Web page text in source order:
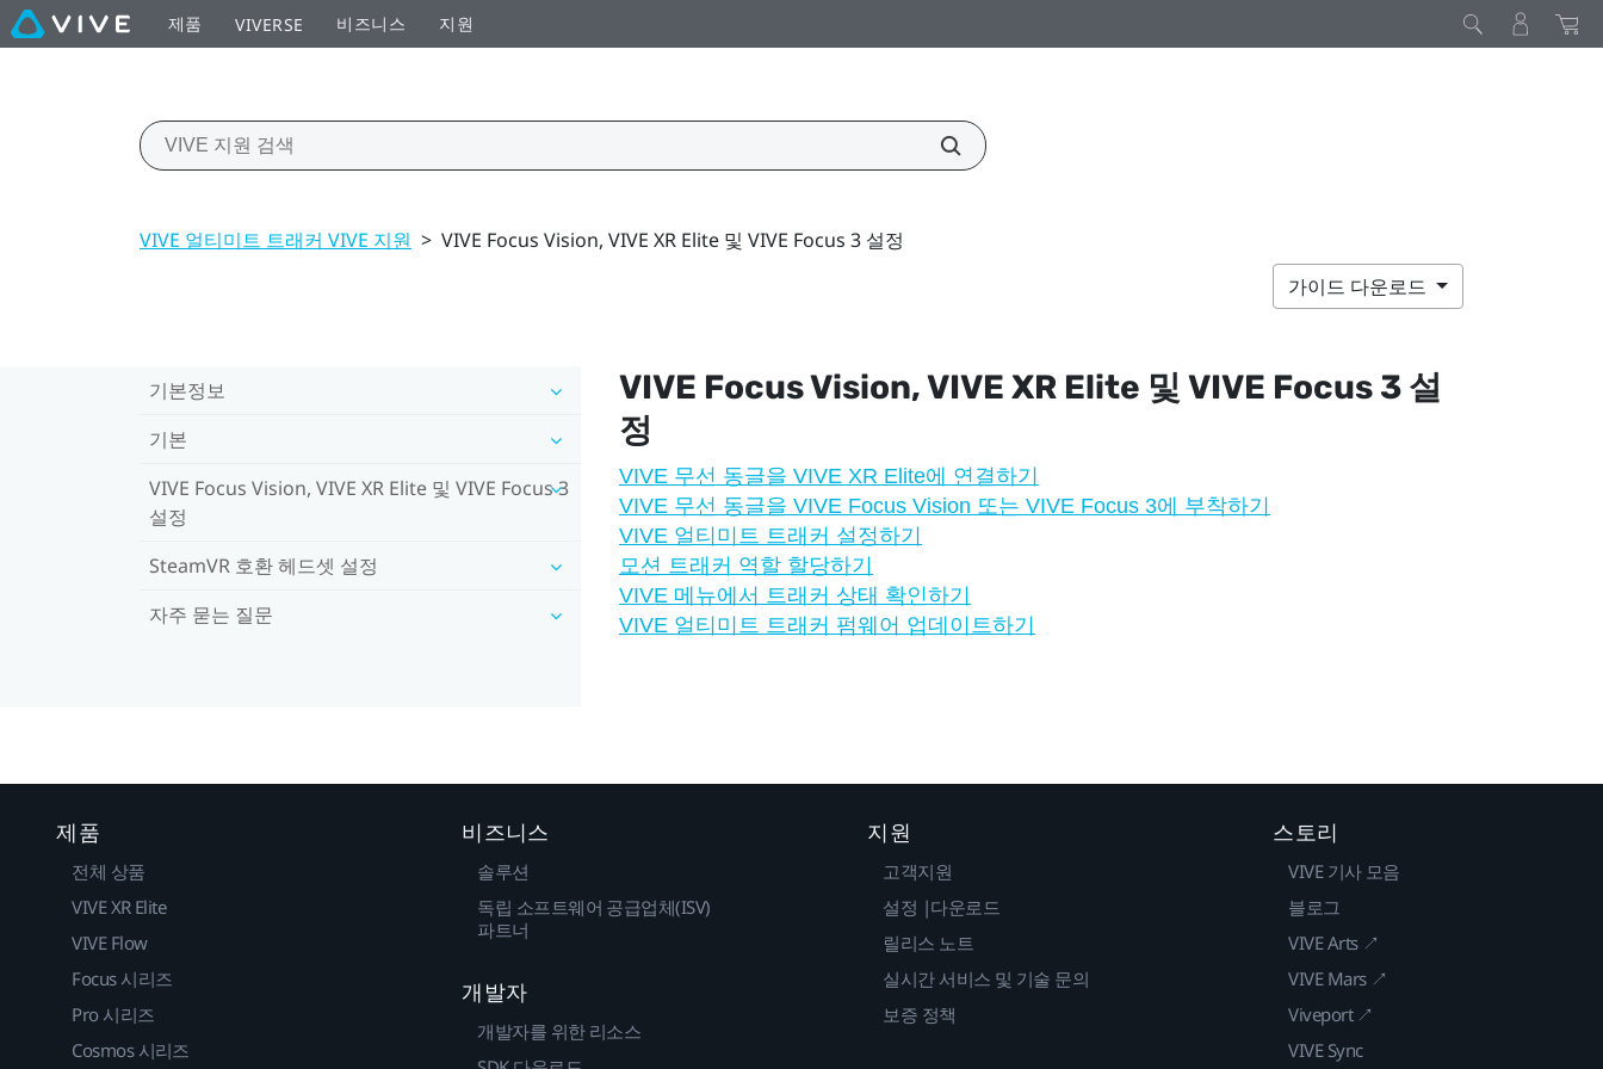
제품 VIVERSE 비즈니스 지원
VIVE 얼티미트 트래커 VIVE 지원 > VIVE Focus Vision, VIVE XR Elite 및 VIVE Focus 3 설정
가이드 다운로드
기본정보
기본
VIVE Focus Vision, VIVE XR Elite 및 VIVE Focus 3
설정
SteamVR 호환 헤드셋 설정
자주 묻는 질문
VIVE Focus Vision,VIVE XR Elite 및 VIVE Focus 3설
정
VIVE 무선 동글을 VIVE XR Elite에 연결하기
VIVE 무선 동글을 VIVE Focus Vision 또는 VIVE Focus 3에 부착하기
VIVE 얼티미트 트래커 설정하기
모션 트래커 역할 할당하기
VIVE 메뉴에서 트래커 상태 확인하기
VIVE 얼티미트 트래커 펌웨어 업데이트하기
제품
전체 상품
VIVE XR Elite
VIVE Flow
Focus 시리즈
Pro 시리즈
Cosmos 시리즈
비즈니스
솔루션
독립 소프트웨어 공급업체(ISV)
파트너
개발자
개발자를 위한 리소스
지원
고객지원
설정 |다운로드
릴리스 노트
실시간 서비스 및 기술 문의
보증 정책
스토리
VIVE 기사 모음
블로그
VIVE Arts ↗
VIVE Mars ↗
Viveport ↗
VIVE Sync